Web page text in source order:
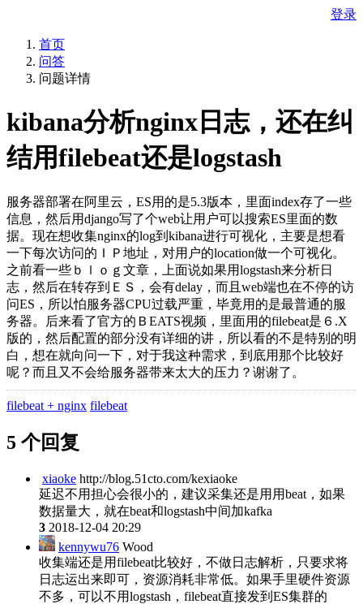
登录
首页
问答
问题详情
kibana分析nginx日志，还在纠
结用filebeat还是logstash
服务器部署在阿里云，ES用的是5.3版本，里面index存了一些
信息，然后用django写了个web让用户可以搜索ES里面的数
据。现在想收集nginx的log到kibana进行可视化，主要是想看
一下每次访问的ＩＰ地址，对用户的location做一个可视化。
之前看一些ｂｌｏｇ文章，上面说如果用logstash来分析日
志，然后在转存到ＥＳ，会有delay，而且web端也在不停的访
问ES，所以怕服务器CPU过载严重，毕竟用的是最普通的服
务器。后来看了官方的ＢEATS视频，里面用的filebeat是６.X
版的，然后配置的部分没有详细的讲，所以看的不是特别的明
白，想在就向问一下，对于我这种需求，到底用那个比较好
呢？而且又不会给服务器带来太大的压力？谢谢了。
filebeat + nginx filebeat
5 个回复
xiaoke http://blog.51cto.com/kexiaoke
延迟不用担心会很小的，建议采集还是用用beat，如果
数据量大，就在beat和logstash中间加kafka
3 2018-12-04 20:29
kennywu76 Wood
收集端还是用filebeat比较好，不做日志解析，只要求将
日志运出来即可，资源消耗非常低。如果手里硬件资源
不多，可以不用logstash，filebeat直接发到ES集群的